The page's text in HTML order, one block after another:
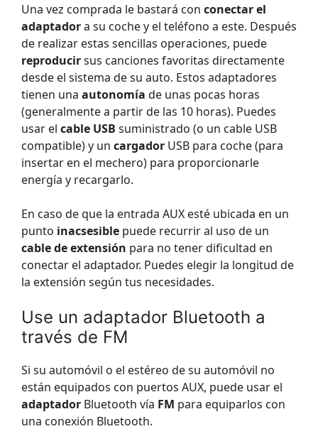
Una vez comprada le bastará con conectar el
adaptadora su coche y el teléfono a este. Después
de realizar estas sencillas operaciones, puede
reproducirsus canciones favoritas directamente
desde el sistema de su auto. Estos adaptadores
tienen una autonomía de unas pocas horas
(generalmente a partir de las 10 horas). Puedes
usar el cable USB suministrado (o un cable USB
compatible) y un cargador USB para coche (para
insertar en el mechero) para proporcionarle
energía y recargarlo.
En caso de que la entrada AUX esté ubicada en un
punto inacsesible puede recurrir al uso de un
cable de extensión para no tener dificultad en
conectar el adaptador. Puedes elegir la longitud de
la extensión según tus necesidades.
Use un adaptador Bluetooth a
través de FM
Si su automóvil o el estéreo de su automóvil no
están equipados con puertos AUX, puede usar el
adaptador Bluetooth vía FM para equiparlos con
una conexión Bluetooth.